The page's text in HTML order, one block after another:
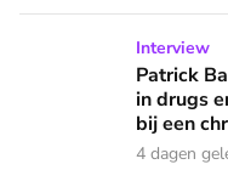
Patrick Baris zoekt
Interview
Patrick
in drugs
bij een
4 dagen